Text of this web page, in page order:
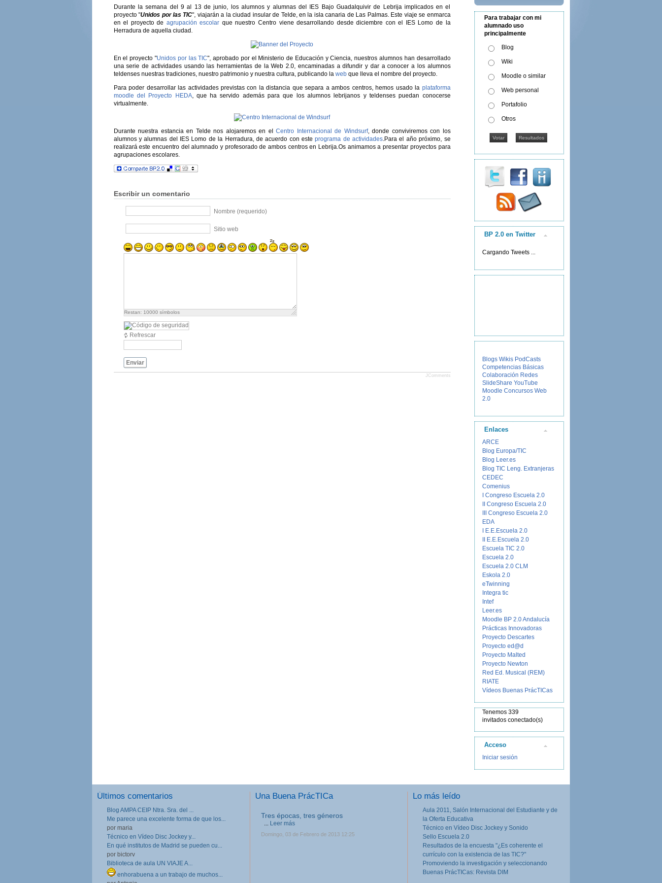
Durante la semana del 9 al 13 de junio, los alumnos y alumnas del IES Bajo Guadalquivir de Lebrija implicados en el
proyecto "Unidos por las TIC", viajarán a la ciudad insular de Telde, en la isla canaria de Las Palmas. Este viaje se enmarca
en el proyecto de agrupación escolar que nuestro Centro viene desarrollando desde diciembre con el IES Lomo de la
Herradura de aquella ciudad.
En el proyecto "Unidos por las TIC", aprobado por el Ministerio de Educación y Ciencia, nuestros alumnos han desarrollado
una serie de actividades usando las herramientas de la Web 2.0, encaminadas a difundir y dar a conocer a los alumnos
teldenses nuestras tradiciones, nuestro patrimonio y nuestra cultura, publicando la webque lleva el nombre del proyecto.
Para poder desarrollar las actividades previstas con la distancia que separa a ambos centros, hemos usado la plataforma
moodle del Proyecto HEDA, que ha servido además para que los alumnos lebrijanos y teldenses puedan conocerse
virtualmente.
Durante nuestra estancia en Telde nos alojaremos en elCentro Internacional de Windsurf, donde conviviremos con los
alumnos y alumnas del IES Lomo de la Herradura, de acuerdo con esteprograma de actividades.Para el año próximo, se
realizará este encuentro del alumnado y profesorado de ambos centros en Lebrija.Os animamos a presentar proyectos para
agrupaciones escolares.
Escribir un comentario
Nombre (requerido)
Sitio web
Restan: 10000 símbolos
Refrescar
Enviar
JComments
Para trabajar con mi
alumnado uso
principalmente
Blog
Wiki
Moodle o similar
Web personal
Portafolio
Otros
BP 2.0 en Twitter
Cargando Tweets ...
Blogs Wikis PodCasts
Competencias Básicas
Colaboración Redes
SlideShare YouTube
Moodle Concursos Web
2.0
Enlaces
ARCE
Blog Europa/TIC
Blog Leer.es
Blog TIC Leng. Extranjeras
CEDEC
Comenius
I Congreso Escuela 2.0
II Congreso Escuela 2.0
III Congreso Escuela 2.0
EDA
I E.E.Escuela 2.0
II E.E.Escuela 2.0
Escuela TIC 2.0
Escuela 2.0
Escuela 2.0 CLM
Eskola 2.0
eTwinning
Integra tic
Intef
Leer.es
Moodle BP 2.0 Andalucía
Prácticas Innovadoras
Proyecto Descartes
Proyecto ed@d
Proyecto Malted
Proyecto Newton
Red Ed. Musical (REM)
RIATE
Vídeos Buenas PrácTICas
Tenemos 339
invitados conectado(s)
Acceso
Iniciar sesión
Últimos comentarios
Blog AMPA CEIP Ntra. Sra. del ...
Me parece una excelente forma de que los...
por maria
Técnico en Vídeo Disc Jockey y...
En qué institutos de Madrid se pueden cu...
por bictorv
Biblioteca de aula UN VIAJE A...
enhorabuena a un trabajo de muchos...
Una Buena PrácTICa
Tres épocas, tres géneros
... Leer más
Domingo, 03 de Febrero de 2013 12:25
Lo más leído
Aula 2011, Salón Internacional del Estudiante y de
la Oferta Educativa
Técnico en Vídeo Disc Jockey y Sonido
Sello Escuela 2.0
Resultados de la encuesta "¿Es coherente el
currículo con la existencia de las TIC?"
Promoviendo la investigación y seleccionando
Buenas PrácTICas: Revista DIM